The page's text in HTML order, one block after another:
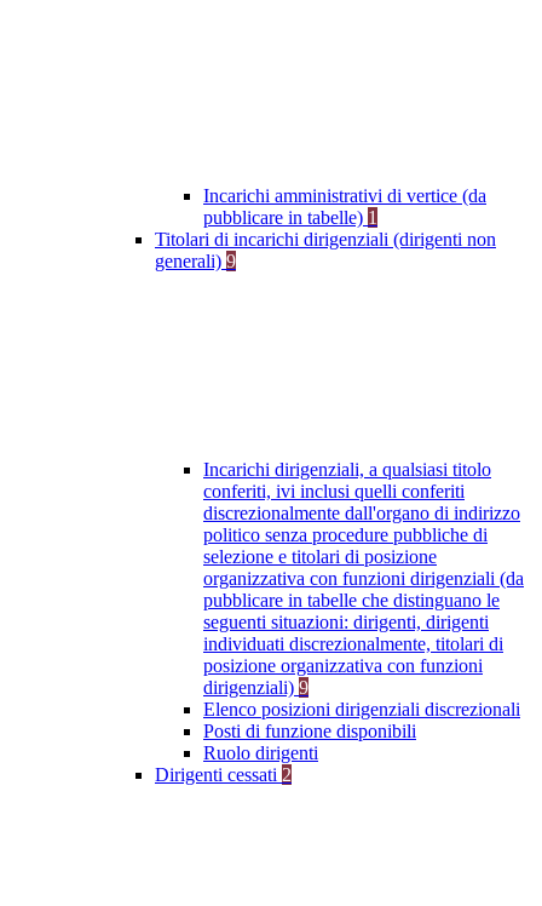
Incarichi amministrativi di vertice (da
pubblicare in tabelle) 1
Titolari di incarichi dirigenziali (dirigenti non
generali) 9
Incarichi dirigenziali, a qualsiasi titolo
conferiti, ivi inclusi quelli conferiti
discrezionalmente dall'organo di indirizzo
politico senza procedure pubbliche di
selezione e titolari di posizione
organizzativa con funzioni dirigenziali (da
pubblicare in tabelle che distinguano le
seguenti situazioni: dirigenti, dirigenti
individuati discrezionalmente, titolari di
posizione organizzativa con funzioni
dirigenziali) 9
Elenco posizioni dirigenziali discrezionali
Posti di funzione disponibili
Ruolo dirigenti
Dirigenti cessati 2